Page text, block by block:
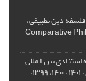
دین تطبیقی،
بین المللی
اسکوپوس ( SCOPUS) و کسب رتبه الف در سالهای ، ۱۴۰۱ ، ۱۴۰۰، ۱۳۹۹،